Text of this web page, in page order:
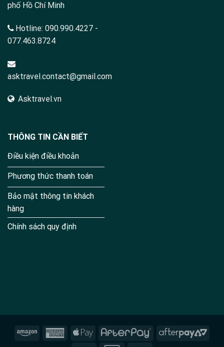
phố Hồ Chí Minh
Hotline: 090.990.4227 -
077.463.8724
asktravel.contact@gmail.com
Asktravel.vn
THÔNG TIN CẦN BIẾT
Điều kiện điều khoản
Phương thức thanh toán
Bảo mật thông tin khách
hàng
Chính sách quy định